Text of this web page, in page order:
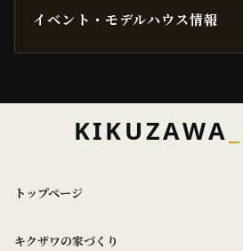
イベント・モデルハウス情報
KIKUZAWA
トップページ
キクザワの家づくり